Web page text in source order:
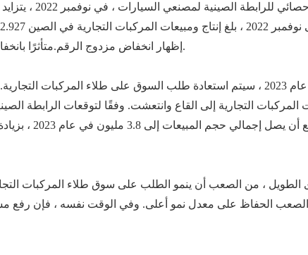
لمصنعي السيارات ، في نوفمبر 2022 ، يتزايد الضغط الاقتصادي الهابط ، وتأثير الوباء ، ولا تزال المركبات التجارية عند مستوى منخفض.
إظهار انخفاض مزدوج الرقم. متأثرًا بانخفاض الطلب في سوق المركبات التجارية ، لا يزال الطلب على طلاء المركبات التجارية منخفضًا.
المركبات التجارية إلى القاع وانتعشت. وفقًا لتوقعات الرابطة
، من الصعب أن ينمو الطلب على سوق طلاء المركبات
الحفاظ على معدل نمو أعلى. وفي الوقت نفسه ، فإن رفع